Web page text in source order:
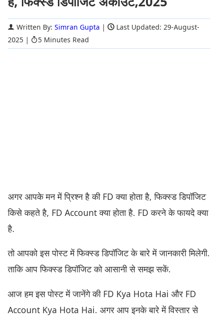
Written By: Simran Gupta |
Last Updated: 29-August-
2025 | 5 Minutes Read
अगर आपके मन में प्रिश्न है की FD क्या होता है, फिक्स्ड डिपॉजिट
किसे कहते है, FD Account क्या होता है. FD करने के फायदे क्या
है.
तो आपको इस पोस्ट में फिक्स्ड डिपॉजिट के बारे में जानकारी मिलेगी.
ताकि आप फिक्स्ड डिपॉजिट को आसानी से समझ सकें.
आज हम इस पोस्ट में जानेंगे की FD Kya Hota Hai और FD
Account Kya Hota Hai. अगर आप इनके बारे में विस्तार से